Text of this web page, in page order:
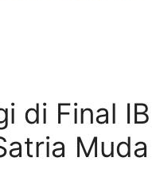
di Final